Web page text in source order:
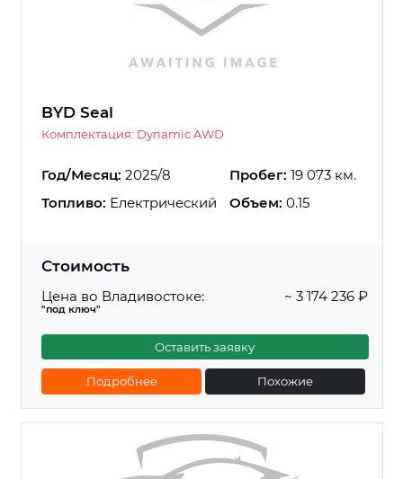
BYD Seal
Комплектация: Dynamic AWD
Год/Месяц: 2025/8 Пробег: 19 073 км.
Топливо: Електрический Объем: 0.15
Стоимость
Цена во Владивостоке:
"под ключ"
~ 3 174 236 ₽
Оставить заявку
Подробнее Похожие